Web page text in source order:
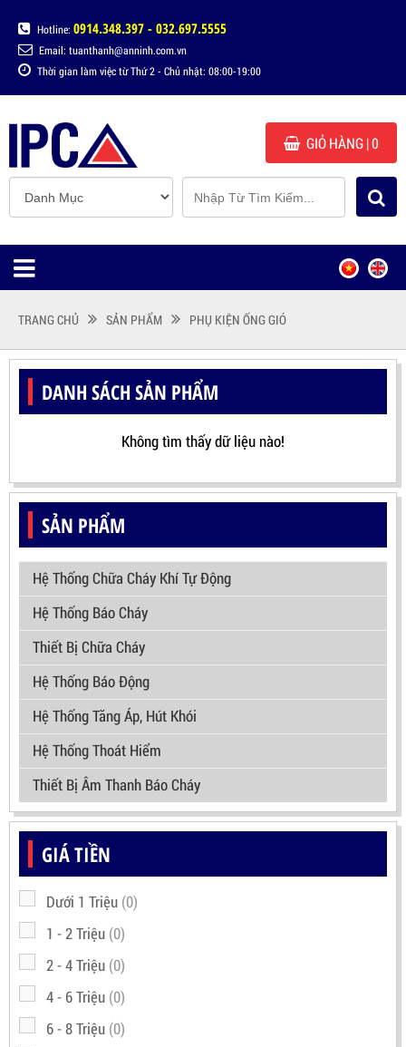
Hotline: 0914.348.397 - 032.697.5555
Email: tuanthanh@anninh.com.vn
Thời gian làm việc từ Thứ 2 - Chủ nhật: 08:00-19:00
GIỎ HÀNG| 0
TRANG CHỦ SẢN PHẨM PHỤ KIỆN ỐNG GIÓ
SẢN PHẨM
Hệ Thống Chữa Cháy Khí Tự Động
Hệ Thống Báo Cháy
Thiết Bị Chữa Cháy
Hệ Thống Báo Động
Hệ Thống Tăng Áp, Hút Khói
Hệ Thống Thoát Hiểm
Thiết Bị Âm Thanh Báo Cháy
GIÁ TIỀN
Dưới 1 Triệu (0)
1 - 2 Triệu (0)
2 - 4 Triệu (0)
4 - 6 Triệu (0)
6 - 8 Triệu (0)
DANH SÁCH SẢN PHẨM
Không tìm thấy dữ liệu nào!